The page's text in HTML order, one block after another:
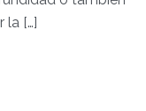
la […]